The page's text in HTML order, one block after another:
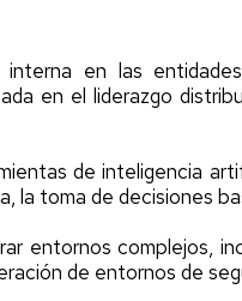
interna en las
en el liderazgo
de inteligencia
la toma de decisiones
entornos complejos,
de entornos de